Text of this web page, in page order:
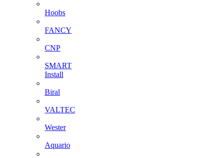
Hoobs
FANCY
CNP
SMART
Install
Biral
VALTEC
Wester
Aquario